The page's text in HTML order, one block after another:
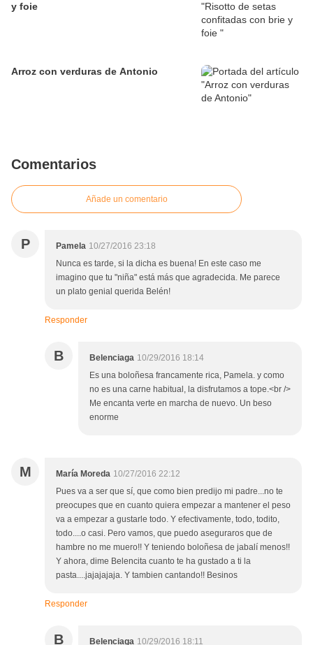
y foie
Arroz con verduras de Antonio
Comentarios
Añade un comentario
P Pamela 10/27/2016 23:18
Nunca es tarde, si la dicha es buena! En este caso me
imagino que tu "niña" está más que agradecida. Me parece
un plato genial querida Belén!
Responder
B Belenciaga 10/29/2016 18:14
Es una boloñesa francamente rica, Pamela. y como
no es una carne habitual, la disfrutamos a tope.<br />
Me encanta verte en marcha de nuevo. Un beso
enorme
M María Moreda 10/27/2016 22:12
Pues va a ser que sí, que como bien predijo mi padre...no te
preocupes que en cuanto quiera empezar a mantener el peso
va a empezar a gustarle todo. Y efectivamente, todo, todito,
todo....o casi. Pero vamos, que puedo aseguraros que de
hambre no me muero!! Y teniendo boloñesa de jabalí menos!!
Y ahora, dime Belencita cuanto te ha gustado a ti la
pasta....jajajajaja. Y tambien cantando!! Besinos
Responder
B Belenciaga 10/29/2016 18:11